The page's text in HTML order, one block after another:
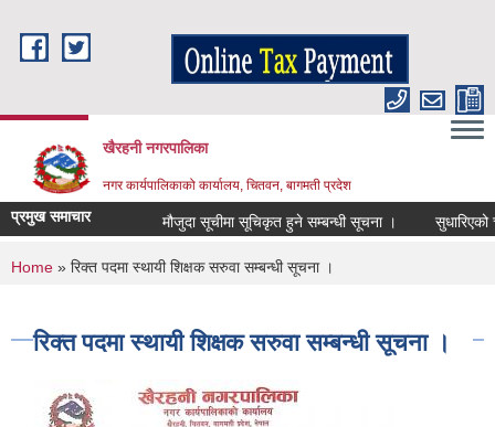
खैरहनी नगरपालिका
नगर कार्यपालिकाको कार्यालय, चितवन, बागमती प्रदेश
प्रमुख समाचार मौजुदा सूचीमा सूचिकृत हुने सम्बन्धी सूचना । सुधारिएको
You are here
Home » रिक्त पदमा स्थायी शिक्षक सरुवा सम्बन्धी सूचना ।
रिक्त पदमा स्थायी शिक्षक सरुवा सम्बन्धी सूचना ।